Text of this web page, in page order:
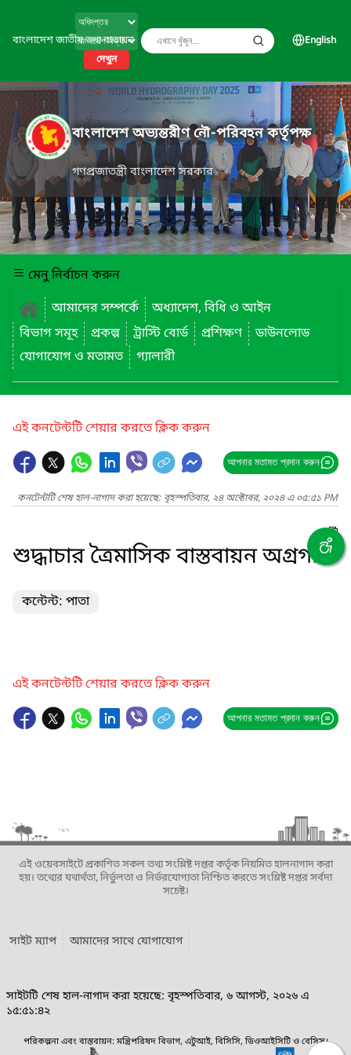
বাংলাদেশ জাতীয় তথ্য বাতায়ন
দেখুন
English
বাংলাদেশ অভ্যন্তরীণ নৌ-পরিবহন কর্তৃপক্ষ
গণপ্রজাতন্ত্রী বাংলাদেশ সরকার
মেনু নির্বাচন করুন
আমাদের সম্পর্কে
অধ্যাদেশ, বিধি ও আইন
বিভাগ সমূহ
প্রকল্প ট্রাস্টি বোর্ড প্রশিক্ষণ
ডাউনলোড
যোগাযোগ ও মতামত
গ্যালারী
এই কনটেন্টটি শেয়ার করতে ক্লিক করুন
আপনার মতামত প্রদান করুন
কনটেন্টটি শেষ হাল-নাগাদ করা হয়েছে: বৃহস্পতিবার, ২৪ অক্টোবর, ২০২৪ এ ০৫:৫১ PM
শুদ্ধাচার ত্রৈমাসিক বাস্তবায়ন অগ্রগতি
কন্টেন্ট: পাতা
এই কনটেন্টটি শেয়ার করতে ক্লিক করুন
আপনার মতামত প্রদান করুন
এই ওয়েবসাইটে প্রকাশিত সকল তথ্য সংশ্লিষ্ট দপ্তর কর্তৃক নিয়মিত হালনাগাদ করা
হয়। তথ্যের যথার্থতা, নির্ভুলতা ও নির্ভরযোগ্যতা নিশ্চিত করতে সংশ্লিষ্ট দপ্তর সর্বদা
সচেষ্ট।
সাইট ম্যাপ আমাদের সাথে যোগাযোগ
সাইটটি শেষ হাল-নাগাদ করা হয়েছে: বৃহস্পতিবার, ৬ আগস্ট, ২০২৬ এ
১৫:৫১:৪২
পরিকল্পনা এবং বাস্তবায়ন: মন্ত্রিপরিষদ বিভাগ, এটুআই, বিসিসি, ডিওআইসিটি ও বেসিস।